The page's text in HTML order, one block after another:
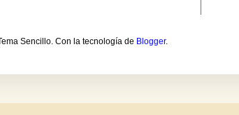
Sencillo. Con la tecnología de Blogger.